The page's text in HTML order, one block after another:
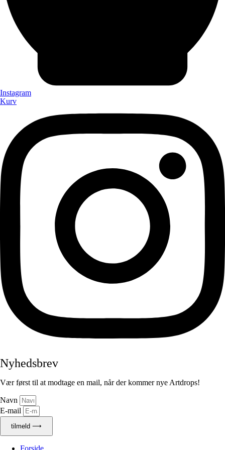
Kurv
Instagram
Nyhedsbrev
Vær først til at modtage en mail, når der kommer nye Artdrops!
Navn
E-mail
tilmeld ⟶
Forside